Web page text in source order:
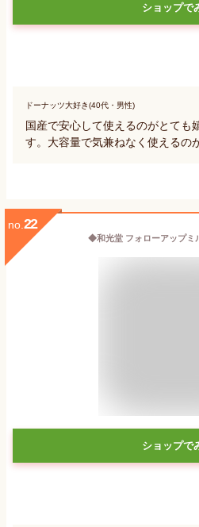
ショップで
ドーナッツ大好き(40代・男性)
国産で安心して使えるのがとても
す。大容量で気兼ねなく使えるの
no. 22
◆和光堂 フォローアップミ
ショップで